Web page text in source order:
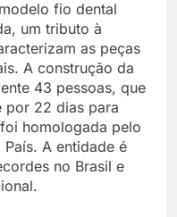
fio dental
um tributo à
as peças
A construção da
43 pessoas, que
por 22 dias para
homologada pelo
A entidade é
no Brasil e